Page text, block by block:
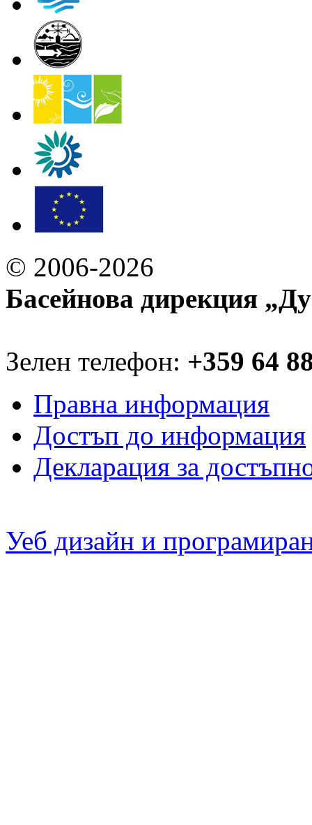
© 2006-2026
Басейнова дирекция
Зелен телефон: +359 64
Правна информация
Достъп до информация
Декларация за
Уеб дизайн и